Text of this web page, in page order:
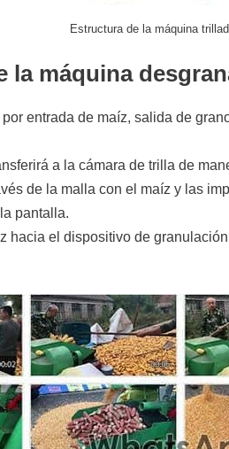
Estructura de la máquina
máquina
entrada de maíz, salida de
a la cámara de trilla de
de la malla con el maíz y las
pantalla.
hacia el dispositivo de